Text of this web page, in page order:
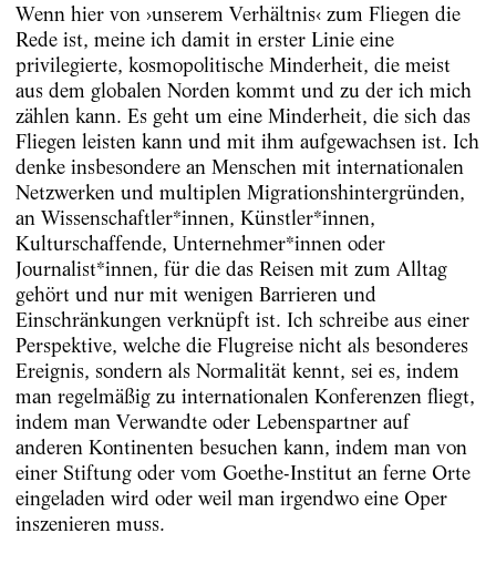
Wenn hier von ›unserem Verhältnis‹ zum Fliegen die
Rede ist, meine ich damit in erster Linie eine
privilegierte, kosmopolitische Minderheit, die meist
aus dem globalen Norden kommt und zu der ich mich
zählen kann. Es geht um eine Minderheit, die sich das
Fliegen leisten kann und mit ihm aufgewachsen ist. Ich
denke insbesondere an Menschen mit internationalen
Netzwerken und multiplen Migrationshintergründen,
an Wissenschaftler*innen, Künstler*innen,
Kulturschaffende, Unternehmer*innen oder
Journalist*innen, für die das Reisen mit zum Alltag
gehört und nur mit wenigen Barrieren und
Einschränkungen verknüpft ist. Ich schreibe aus einer
Perspektive, welche die Flugreise nicht als besonderes
Ereignis, sondern als Normalität kennt, sei es, indem
man regelmäßig zu internationalen Konferenzen fliegt,
indem man Verwandte oder Lebenspartner auf
anderen Kontinenten besuchen kann, indem man von
einer Stiftung oder vom Goethe-Institut an ferne Orte
eingeladen wird oder weil man irgendwo eine Oper
inszenieren muss.